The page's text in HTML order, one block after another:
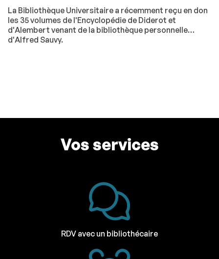
La Bibliothèque Universitaire a récemment reçu en don
les 35 volumes de l'Encyclopédie de Diderot et
d'Alembert venant de la bibliothèque personnelle
d'Alfred Sauvy.
Vos services
RDV avec un bibliothécaire